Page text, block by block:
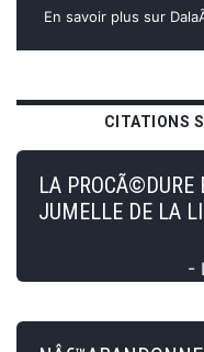
En savoir plus sur
CITATIONS
LA PROCÃ©DURE
JUMELLE DE LA
-